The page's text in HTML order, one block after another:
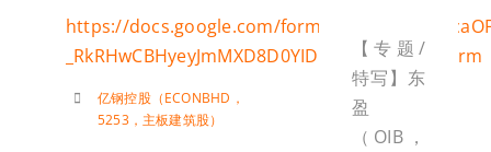
https://docs.google.com/forms/d/e/
_RkRHwCBHyeyJmMXD8D0YIDDhhoA7g/viewform
亿钢控股（ECONBHD，
5253，主板建筑股）
【专题/
特写】东
盈
（OIB，